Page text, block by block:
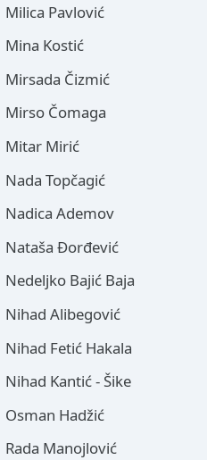
Milica Pavlović
Mina Kostić
Mirsada Čizmić
Mirso Čomaga
Mitar Mirić
Nada Topčagić
Nadica Ademov
Nataša Đorđević
Nedeljko Bajić Baja
Nihad Alibegović
Nihad Fetić Hakala
Nihad Kantić - Šike
Osman Hadžić
Rada Manojlović